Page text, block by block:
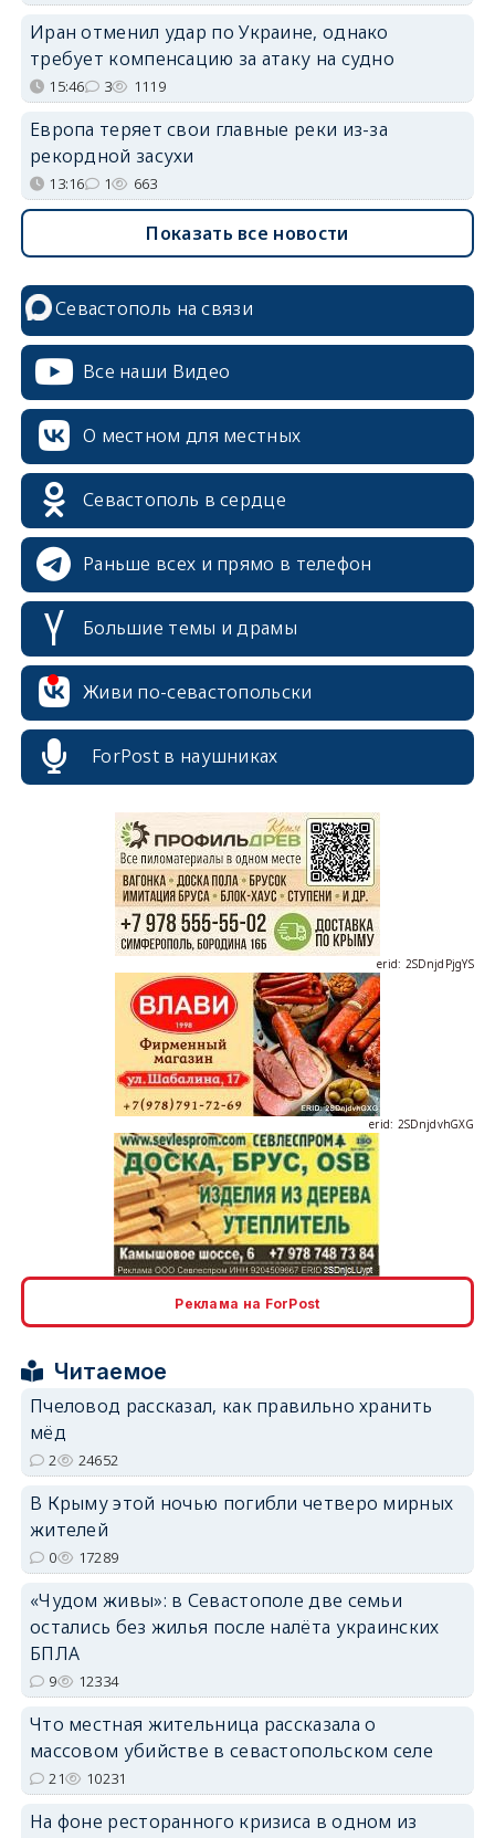
Иран отменил удар по Украине, однако
требует компенсацию за атаку на судно
15:46 3 1119
Европа теряет свои главные реки из-за
рекордной засухи
13:16 1 663
Показать все новости
Севастополь на связи
Все наши Видео
О местном для местных
Севастополь в сердце
Раньше всех и прямо в телефон
Большие темы и драмы
Живи по-севастопольски
ForPost в наушниках
erid: 2SDnjcrDNw6
erid: 2SDnjdPjgYS
erid: 2SDnjdvhGXG
Реклама на ForPost
Читаемое
Пчеловод рассказал, как правильно хранить
мёд
2 24652
В Крыму этой ночью погибли четверо мирных
жителей
0 17289
«Чудом живы»: в Севастополе две семьи
остались без жилья после налёта украинских
БПЛА
9 12334
Что местная жительница рассказала о
массовом убийстве в севастопольском селе
21 10231
На фоне ресторанного кризиса в одном из